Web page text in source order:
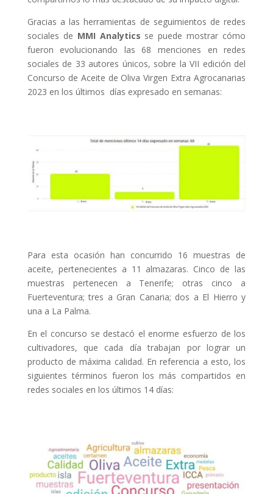
Gracias a las herramientas de seguimientos de redes
sociales de MMI Analytics se puede mostrar cómo
fueron evolucionando las 68 menciones en redes
sociales de 33 autores únicos, sobre la VII edición del
Concurso de Aceite de Oliva Virgen Extra Agrocanarias
2023 en los últimos días expresado en semanas:
Para esta ocasión han concurrido 16 muestras de
aceite, pertenecientes a 11 almazaras. Cinco de las
muestras pertenecen a Tenerife; otras cinco a
Fuerteventura; tres a Gran Canaria; dos a El Hierro y
una a La Palma.
En el concurso se destacó el enorme esfuerzo de los
cultivadores, que cada día trabajan por lograr un
producto de máxima calidad. En referencia a esto, los
siguientes términos fueron los más compartidos en
redes sociales en los últimos 14 días: